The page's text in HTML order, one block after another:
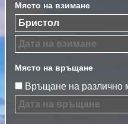
Място на взимане
Място на връщане
Връщане на различно